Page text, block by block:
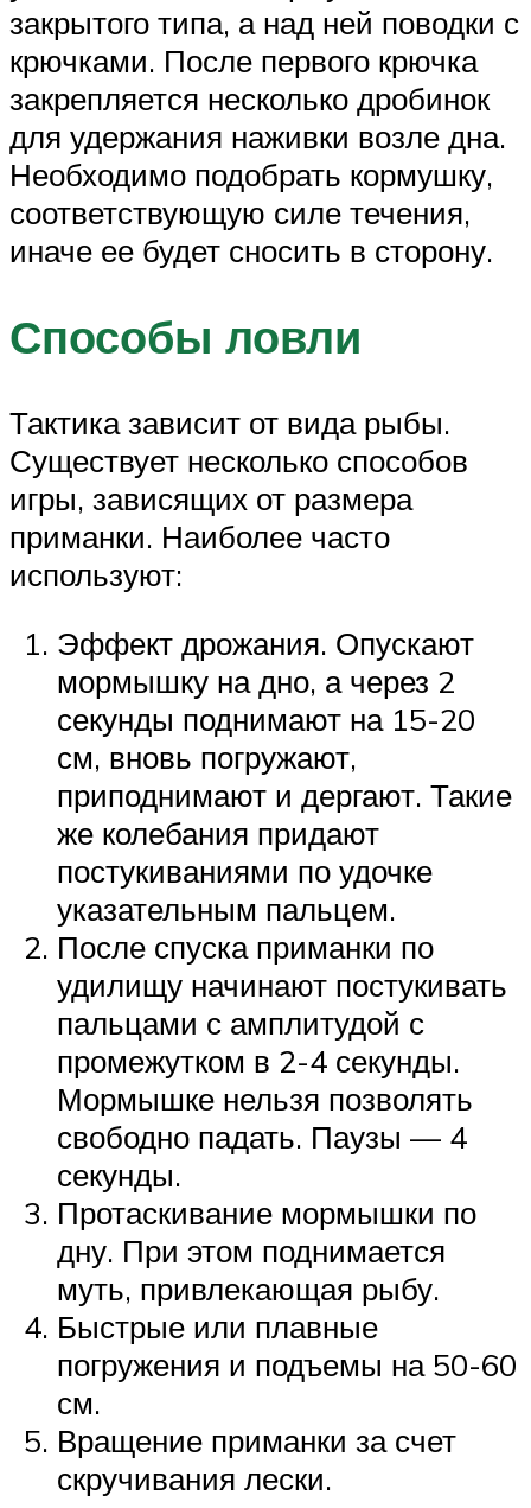
закрытого типа, а над ней поводки с
крючками. После первого крючка
закрепляется несколько дробинок
для удержания наживки возле дна.
Необходимо подобрать кормушку,
соответствующую силе течения,
иначе ее будет сносить в сторону.
Способы ловли
Тактика зависит от вида рыбы.
Существует несколько способов
игры, зависящих от размера
приманки. Наиболее часто
используют:
Эффект дрожания. Опускают
мормышку на дно, а через 2
секунды поднимают на 15-20
см, вновь погружают,
приподнимают и дергают. Такие
же колебания придают
постукиваниями по удочке
указательным пальцем.
После спуска приманки по
удилищу начинают постукивать
пальцами с амплитудой с
промежутком в 2-4 секунды.
Мормышке нельзя позволять
свободно падать. Паузы — 4
секунды.
Протаскивание мормышки по
дну. При этом поднимается
муть, привлекающая рыбу.
Быстрые или плавные
погружения и подъемы на 50-60
см.
Вращение приманки за счет
скручивания лески.